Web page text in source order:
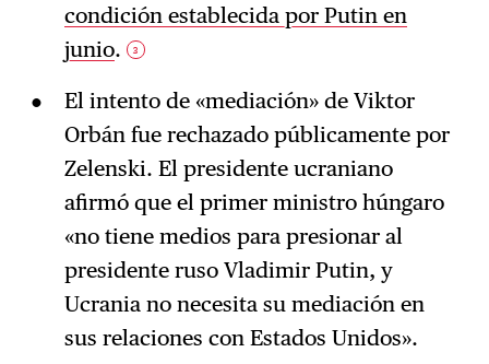
condición establecida por Putin en
junio. 3
El intento de «mediación» de Viktor
Orbán fue rechazado públicamente por
Zelenski. El presidente ucraniano
afirmó que el primer ministro húngaro
«no tiene medios para presionar al
presidente ruso Vladimir Putin, y
Ucrania no necesita su mediación en
sus relaciones con Estados Unidos».